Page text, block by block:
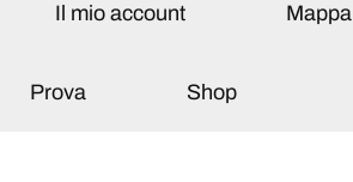
Il mio account Mappa
Prova Shop